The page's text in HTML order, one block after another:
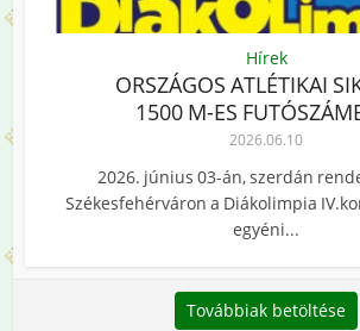
Hírek
ORSZÁGOS ATLÉTIKAI
1500 M-ES
2026.06.10
2026. június 03-án, szerdán
Székesfehérváron a Diákolimpia
egyéni...
Továbbiak betöltése